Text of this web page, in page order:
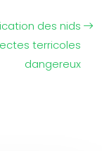
des nids
terricoles
dangereux